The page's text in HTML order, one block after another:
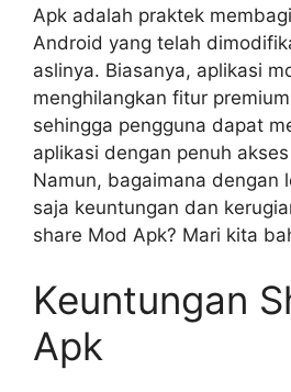
Apk adalah praktek
Android yang telah
aslinya. Biasanya, aplikasi
menghilangkan fitur
sehingga pengguna dapat
aplikasi dengan penuh
Namun, bagaimana dengan
saja keuntungan dan
share Mod Apk? Mari kita
Keuntungan
Apk